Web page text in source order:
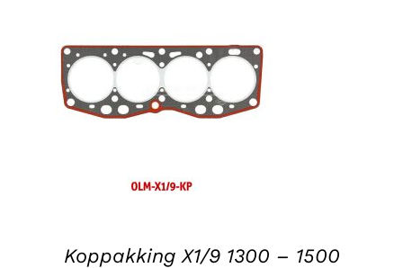
TOEVOEGEN AAN WINKELWAGEN
DETAILS
Koppakking X1/9 1300 – 1500